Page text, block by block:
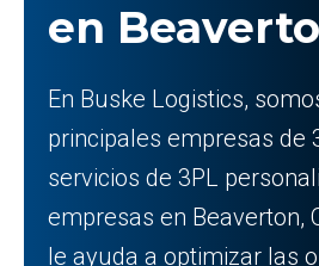
en
En Buske Logistics,
principales empresas de
servicios de 3PL
empresas en Beaverton,
le ayuda a optimizar las